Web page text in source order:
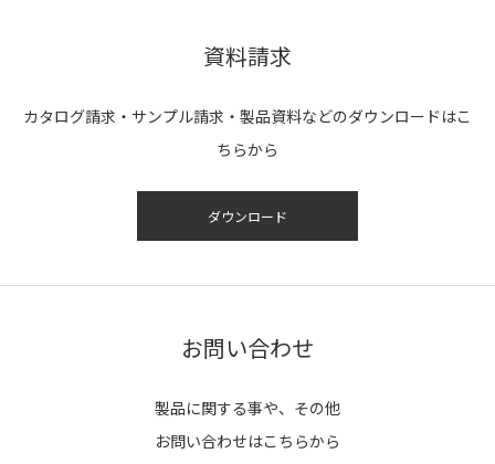
資料請求
カタログ請求・サンプル請求・製品資料などのダウンロードはこ
ちらから
ダウンロード
お問い合わせ
製品に関する事や、その他
お問い合わせはこちらから